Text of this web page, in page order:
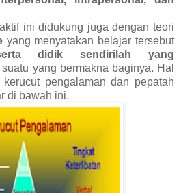
didukung juga dengan teori
yang menyatakan belajar tersebut
didik sendirilah yang
yang bermakna baginya. Hal
pengalaman dan pepatah
di bawah ini.